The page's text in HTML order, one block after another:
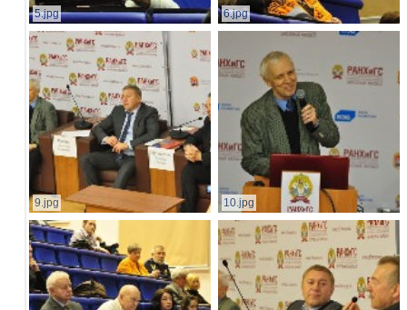
5.jpg 6.jpg
9.jpg 10.jpg